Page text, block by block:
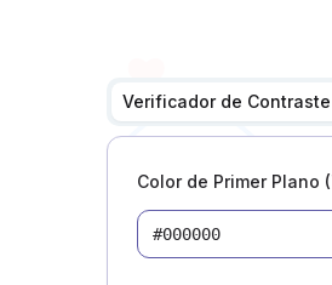
Verificador de Contraste
Color de Primer Plano